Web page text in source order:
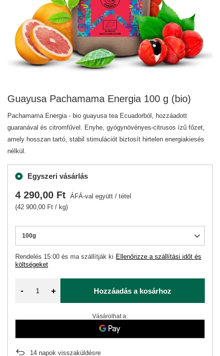
Guayusa Pachamama Energia 100 g (bio)
Pachamama Energia - bio guayusa tea Ecuadorból, hozzáadott
guaranával és citromfűvel. Enyhe, gyógynövényes-citrusos ízű főzet,
amely hosszan tartó, stabil stimulációt biztosít hirtelen energiakiesés
nélkül.
Egyszeri vásárlás
100g
Rendelés 15:00 és ma szállítják ki Ellenőrizze a szállítási időt és
költségeket
4 290,00 Ft ÁFÁ-val együtt / tétel
(42 900,00 Ft / kg)
- + Hozzáadás a kosárhoz
Vásárolhat a:
14 napok visszaküldésre